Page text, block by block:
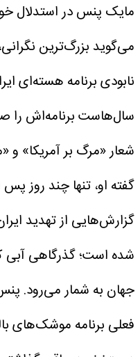
مایک پنس در استدلال
می‌گوید بزرگ‌ترین
نابودی برنامه هسته‌ای
سال‌هاست برنامه‌اش را
شعار «مرگ بر آمریکا» و
گفته او، تنها چند روز
گزارش‌هایی از تهدید
شده است؛ گذرگاهی
جهان به شمار می‌رود.
فعلی برنامه موشک‌های